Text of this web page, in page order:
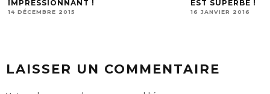
IMPRESSIONNANT !
14 DÉCEMBRE 2015
EST SUPERBE !
16 JANVIER 2016
LAISSER UN COMMENTAIRE